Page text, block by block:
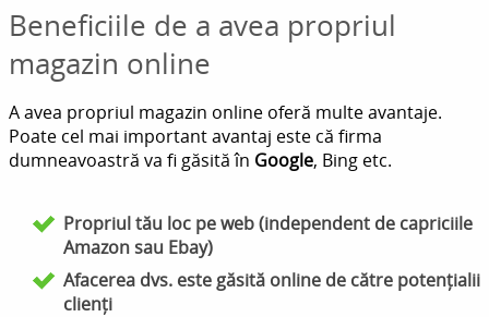
Beneficiile de a avea propriul
magazin online
A avea propriul magazin online oferă multe avantaje.
Poate cel mai important avantaj este că firma
dumneavoastră va fi găsită în Google, Bing etc.
Propriul tău loc pe web (independent de capriciile
Amazon sau Ebay)
Afacerea dvs. este găsită online de către potențialii
clienți